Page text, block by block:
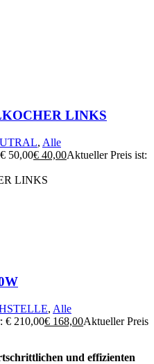
LINKS
, Alle
50,00€ 40,00Aktueller Preis ist:
LINKS
, Alle
€ 210,00€ 168,00Aktueller Preis
und effizienten